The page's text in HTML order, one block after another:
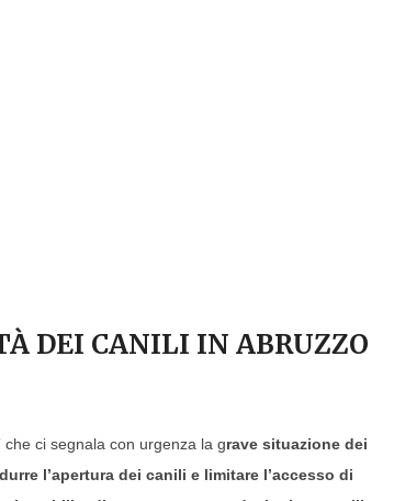
DEI CANILI IN ABRUZZO
ci segnala con urgenza la grave situazione dei
l’apertura dei canili e limitare l’accesso di